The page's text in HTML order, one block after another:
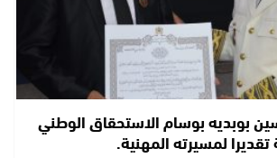
بوبديه بوسام الاستحقاق الوطني
تقديرا لمسيرته المهنية.